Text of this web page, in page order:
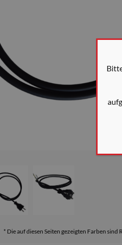
* Die auf diesen Seiten gezeigten Farben sind